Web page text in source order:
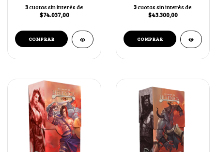
3cuotas sin interés de
$74.037,00
3cuotas sin interés de
$43.300,00